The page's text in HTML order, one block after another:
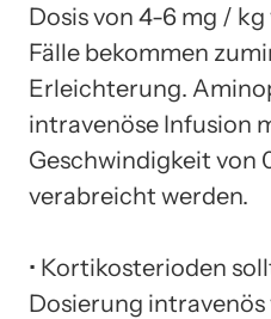
Dosis von 4-6 mg /
Fälle bekommen
Erleichterung.
intravenöse Infusion
Geschwindigkeit von
verabreicht werden.
• Kortikosterioden
Dosierung